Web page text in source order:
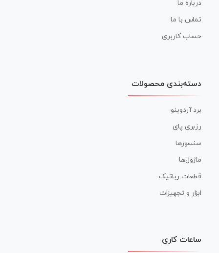
درباره ما
تماس با ما
حساب کاربری
دسته‌بندی محصولات
برد آردوینو
رزبری پای
سنسورها
ماژول‌ها
قطعات رباتیک
ابزار و تجهیزات
ساعات کاری